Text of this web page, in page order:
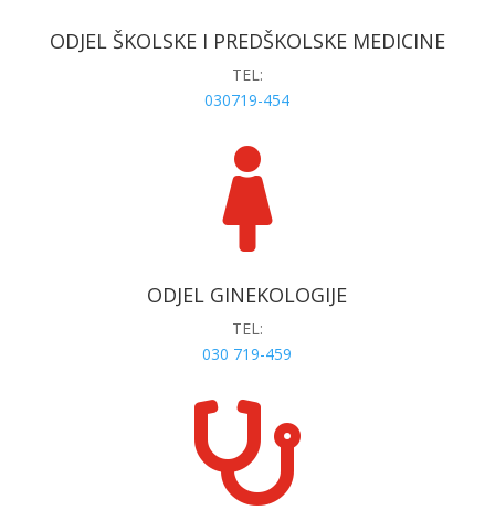
ODJEL ŠKOLSKE I PREDŠKOLSKE MEDICINE
TEL:
030719-454

ODJEL GINEKOLOGIJE
TEL:
030 719-459
